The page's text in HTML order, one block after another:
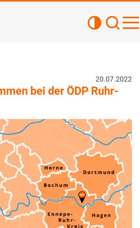
20.07.2022
bei der ÖDP Ruhr-